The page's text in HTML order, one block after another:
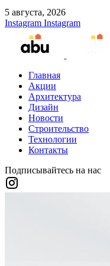
5 августа, 2026
Instagram Instagram
Главная
Акции
Архитектура
Дизайн
Новости
Строительство
Технологии
Контакты
Подписывайтесь на нас